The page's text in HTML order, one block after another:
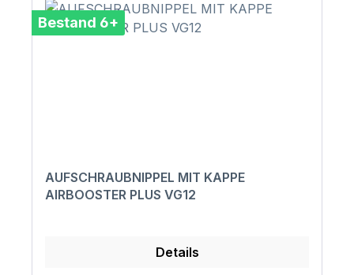
Bestand 6+
AUFSCHRAUBNIPPEL MIT KAPPE
AIRBOOSTER PLUS VG12
Details